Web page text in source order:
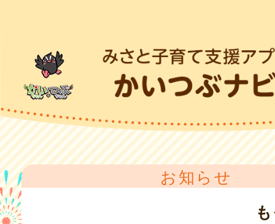
お知らせ